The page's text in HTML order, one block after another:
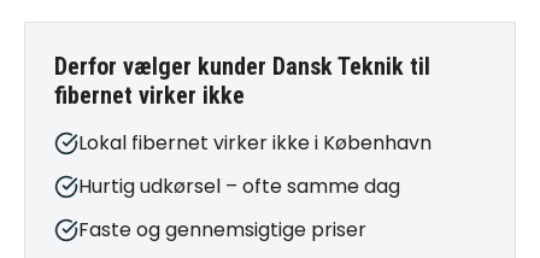
Derfor vælger kunder Dansk Teknik til
fibernet virker ikke
Lokal fibernet virker ikke i København
Hurtig udkørsel – ofte samme dag
Faste og gennemsigtige priser